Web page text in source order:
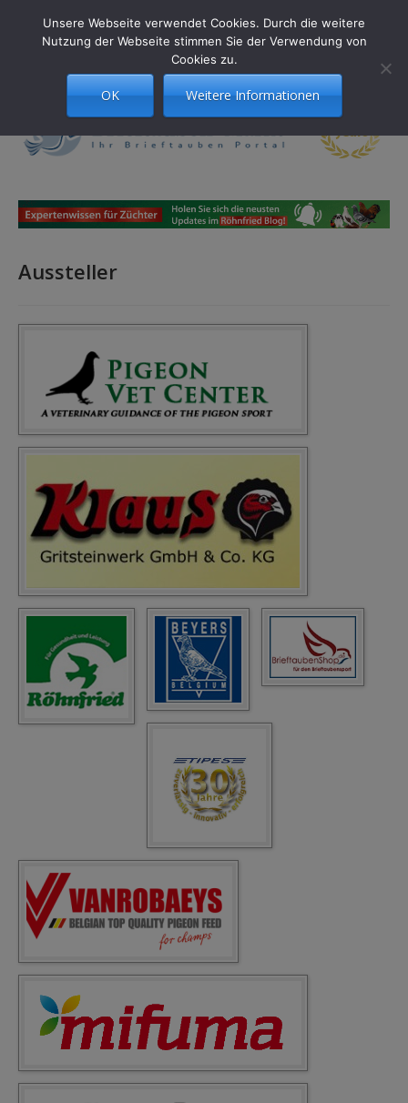
Menü
Aussteller
Unsere Webseite verwendet Cookies. Durch die weitere
Nutzung der Webseite stimmen Sie der Verwendung von
Cookies zu.
OK Weitere Informationen